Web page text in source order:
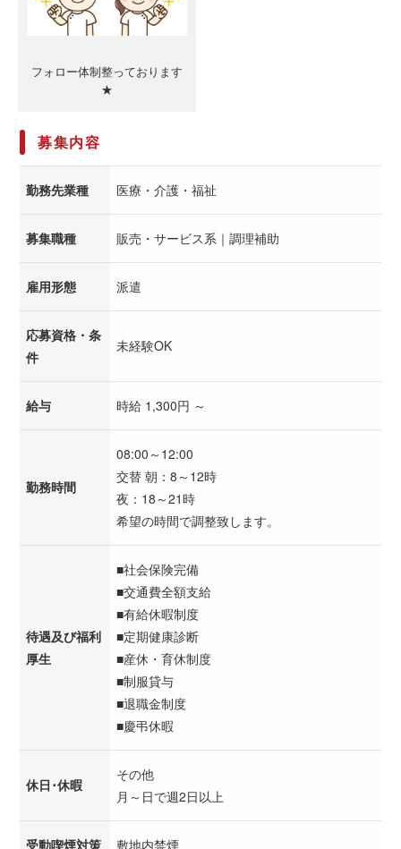
フォロー体制整っております
★
募集内容
勤務先業種 医療・介護・福祉
募集職種 販売・サービス系｜調理補助
雇用形態 派遣
応募資格・条
件
未経験OK
給与 時給 1,300円 ～
勤務時間
08:00～12:00
交替 朝：8～12時
夜：18～21時
希望の時間で調整致します。
待遇及び福利
厚生
■社会保険完備
■交通費全額支給
■有給休暇制度
■定期健康診断
■産休・育休制度
■制服貸与
■退職金制度
■慶弔休暇
休日･休暇
その他
月～日で週2日以上
受動喫煙対策 敷地内禁煙